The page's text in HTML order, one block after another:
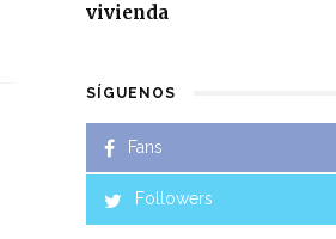
vivienda
SÍGUENOS
Fans
Followers